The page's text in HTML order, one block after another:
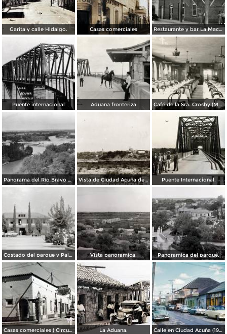
Garita y calle Hidalgo. Casas comerciales Restaurante y bar La Macarena
Puente internacional Aduana fronteriza Café de la Sra. Crosby (Mrs. Crosby´s Café)
Panorama del Río Bravo y puente internacional Vista de Ciudad Acuña desde el puente internacional a Eagle Pass, Texas Puente Internacional.
Costado del parque y Palacio Municipal Vista panoramica. Panoramica del parque.
Casas comerciales ( Circulada el 27 de Diciembre de 1959 ). La Aduana. Calle en Ciudad Acuña (1956)